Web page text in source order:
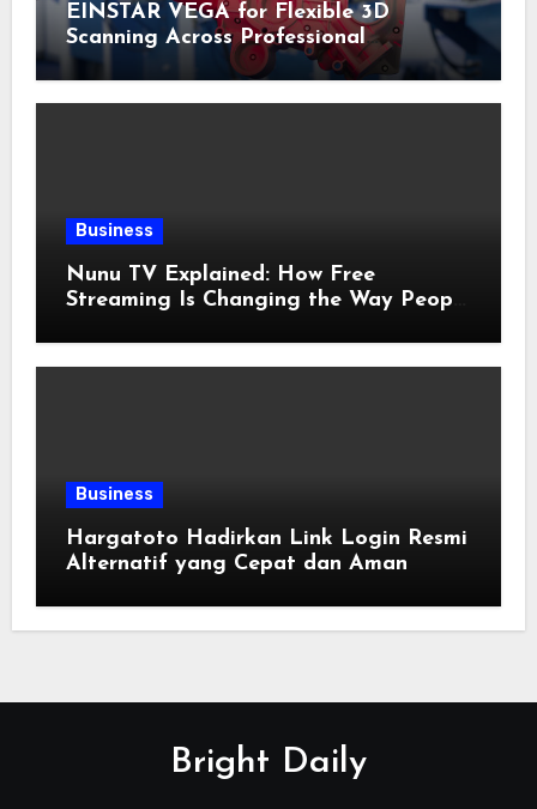
EINSTAR VEGA for Flexible 3D
Scanning Across Professional
Applications
Business
Nunu TV Explained: How Free
Streaming Is Changing the Way People
Business
Hargatoto Hadirkan Link Login Resmi
Alternatif yang Cepat dan Aman
Bright Daily